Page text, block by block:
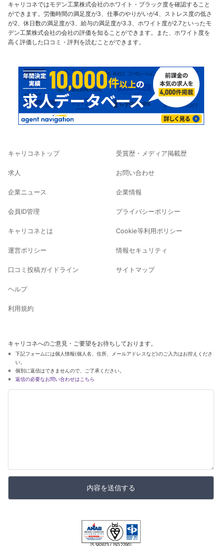
キャリコネではモデン工業株式会社のホワイト・ブラック度を確認すること
ができます。労働時間の満足度が3、仕事のやりがいが4、ストレス度の低さ
が2、休日数の満足度が3、給与の満足度が3.3、ホワイト度が2.7といったモ
デン工業株式会社の会社の評価を知ることができます。また、ホワイト度を
高く評価した口コミ・評判を読むことができます。
キャリコネトップ
求人
企業ニュース
会員ID管理
キャリコネとは
運営ポリシー
口コミ投稿ガイドライン
ヘルプ
利用規約
受賞歴・メディア掲載歴
お問い合わせ
企業情報
プライバシーポリシー
Cookie等利用ポリシー
情報セキュリティ
サイトマップ
キャリコネへのご意見・ご要望をお待ちしております。
下記フォームには個人情報(個人名、住所、メールアドレスなど)のご入力はお控えくださ
い。
個別に返信はできませんので、ご了承ください。
返信の必要なお問い合わせはこちら
内容を送信する